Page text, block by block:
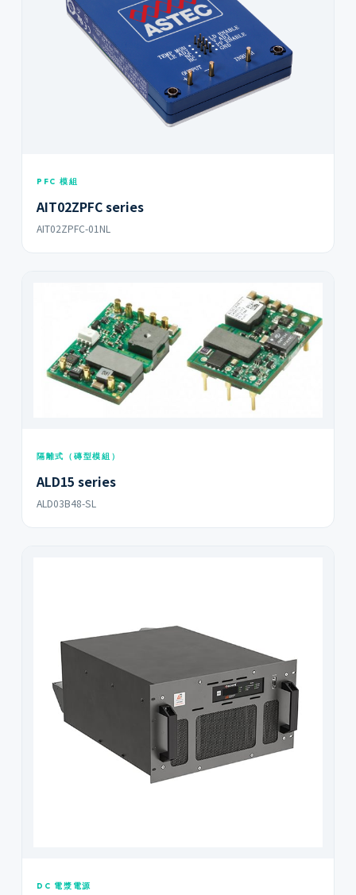
PFC 模組
AIT02ZPFC series
AIT02ZPFC-01NL
隔離式（磚型模組）
ALD15 series
ALD03B48-SL
DC 電漿電源